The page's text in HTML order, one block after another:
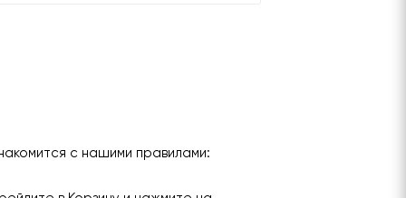
с нашими правилами: